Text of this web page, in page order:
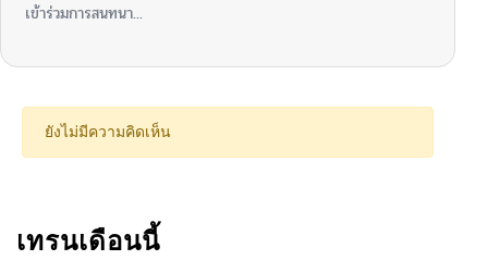
11/30/2025
ตอนที่ 119 11/23/2025
ตอนที่ 117
เข้าร่วมการสนทนา...
ยังไม่มีความคิดเห็น
เทรนเดือนนี้